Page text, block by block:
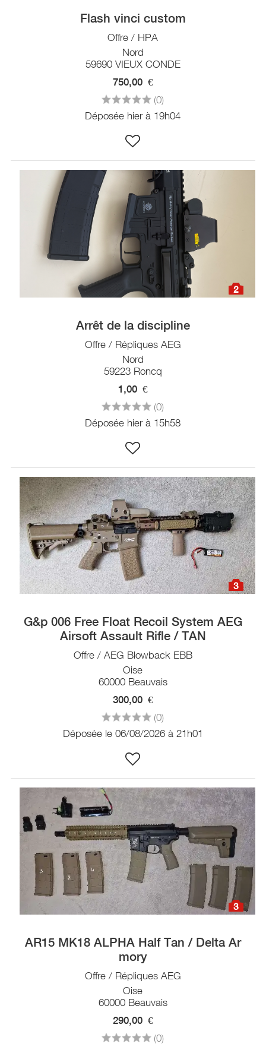
Flash vinci custom
Offre / HPA
Nord
59690 VIEUX CONDE
750,00 €
(0)
Déposée hier à 19h04
2
Arrêt de la discipline
Offre / Répliques AEG
Nord
59223 Roncq
1,00 €
(0)
Déposée hier à 15h58
3
G&p 006 Free Float Recoil System AEG
Airsoft Assault Rifle / TAN
Offre / AEG Blowback EBB
Oise
60000 Beauvais
300,00 €
(0)
Déposée le 06/08/2026 à 21h01
3
AR15 MK18 ALPHA Half Tan / Delta Ar
mory
Offre / Répliques AEG
Oise
60000 Beauvais
290,00 €
(0)